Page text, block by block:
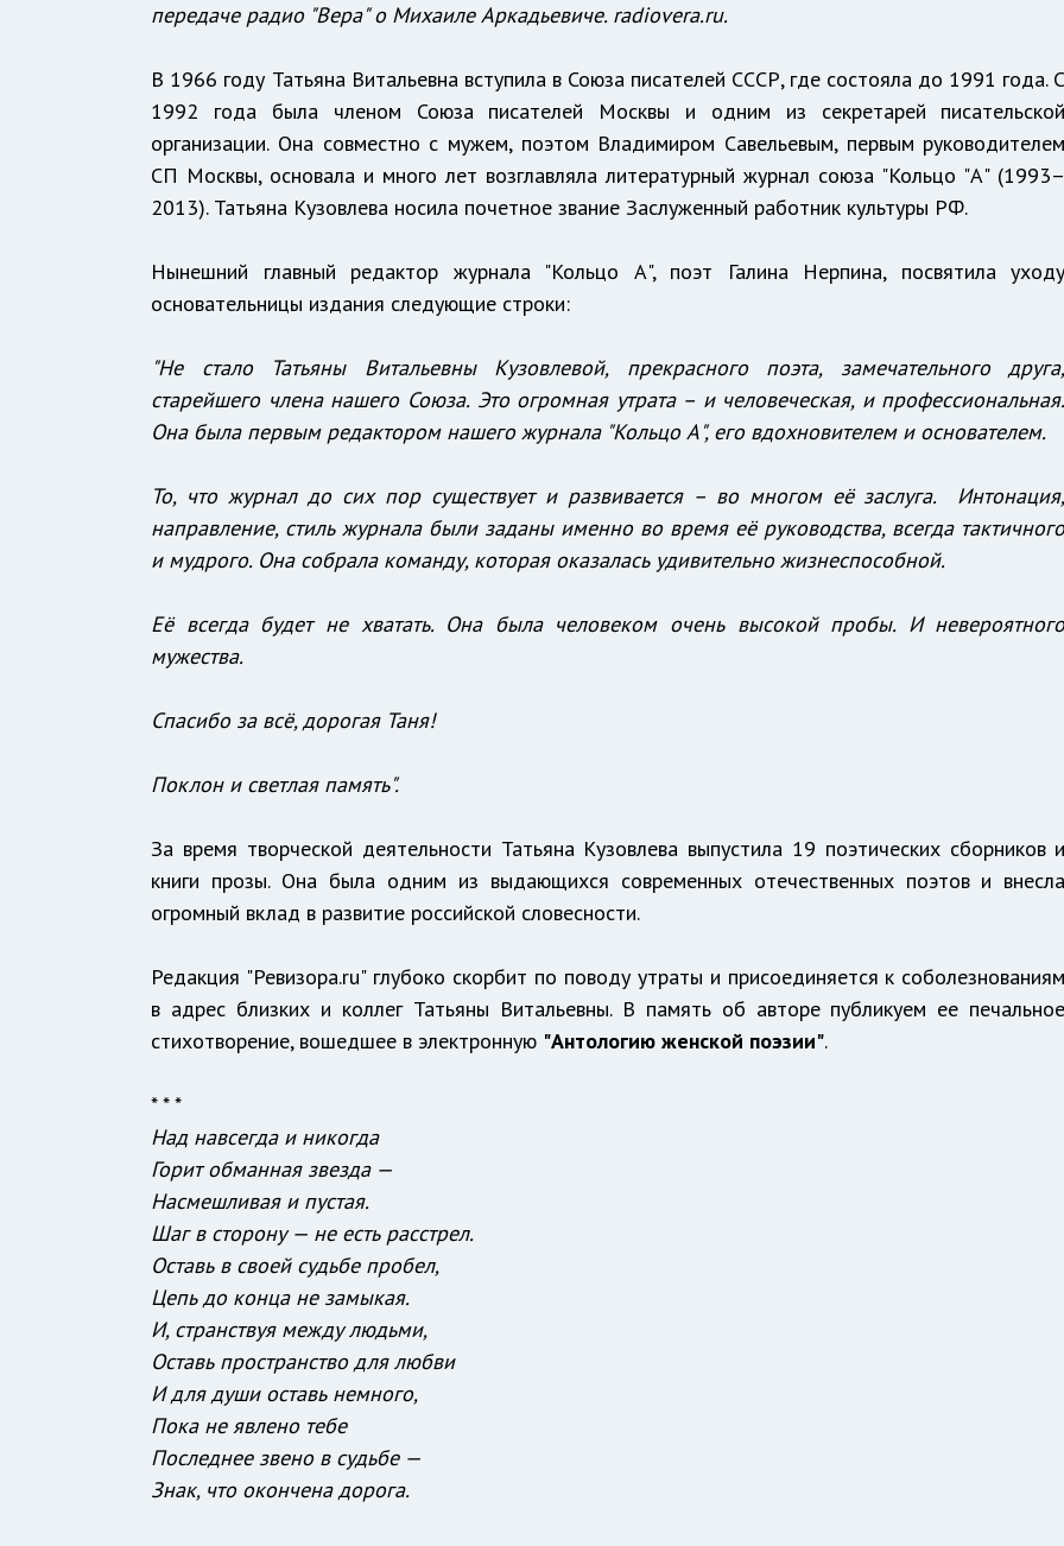
передаче радио "Вера" о Михаиле Аркадьевиче. radiovera.ru.
В 1966 году Татьяна Витальевна вступила в Союза писателей СССР, где состояла до 1991 года. С
1992 года была членом Союза писателей Москвы и одним из секретарей писательской
организации. Она совместно с мужем, поэтом Владимиром Савельевым, первым руководителем
СП Москвы, основала и много лет возглавляла литературный журнал союза "Кольцо "А" (1993–
2013). Татьяна Кузовлева носила почетное звание Заслуженный работник культуры РФ.
Нынешний главный редактор журнала "Кольцо А", поэт Галина Нерпина, посвятила уходу
основательницы издания следующие строки:
"Не стало Татьяны Витальевны Кузовлевой, прекрасного поэта, замечательного друга,
старейшего члена нашего Союза. Это огромная утрата – и человеческая, и профессиональная.
Она была первым редактором нашего журнала "Кольцо А", его вдохновителем и основателем.
То, что журнал до сих пор существует и развивается – во многом её заслуга. Интонация,
направление, стиль журнала были заданы именно во время её руководства, всегда
и мудрого. Она собрала команду, которая оказалась удивительно жизнеспособной.
Её всегда будет не хватать. Она была человеком очень высокой пробы. И
мужества.
Спасибо за всё, дорогая Таня!
Поклон и светлая память".
За время творческой деятельности Татьяна Кузовлева выпустила 19 поэтических сборников и
книги прозы. Она была одним из выдающихся современных отечественных поэтов и внесла
огромный вклад в развитие российской словесности.
Редакция "Ревизора.ru" глубоко скорбит по поводу утраты и присоединяется к соболезнованиям
в адрес близких и коллег Татьяны Витальевны. В память об авторе публикуем ее печальное
стихотворение, вошедшее в электронную "Антологию женской поэзии".
* * *
Над навсегда и никогда
Горит обманная звезда —
Насмешливая и пустая.
Шаг в сторону — не есть расстрел.
Оставь в своей судьбе пробел,
Цепь до конца не замыкая.
И, странствуя между людьми,
Оставь пространство для любви
И для души оставь немного,
Пока не явлено тебе
Последнее звено в судьбе —
Знак, что окончена дорога.